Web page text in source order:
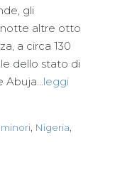
gli
altre otto
a circa 130
dello stato di
leggi
minori Nigeria